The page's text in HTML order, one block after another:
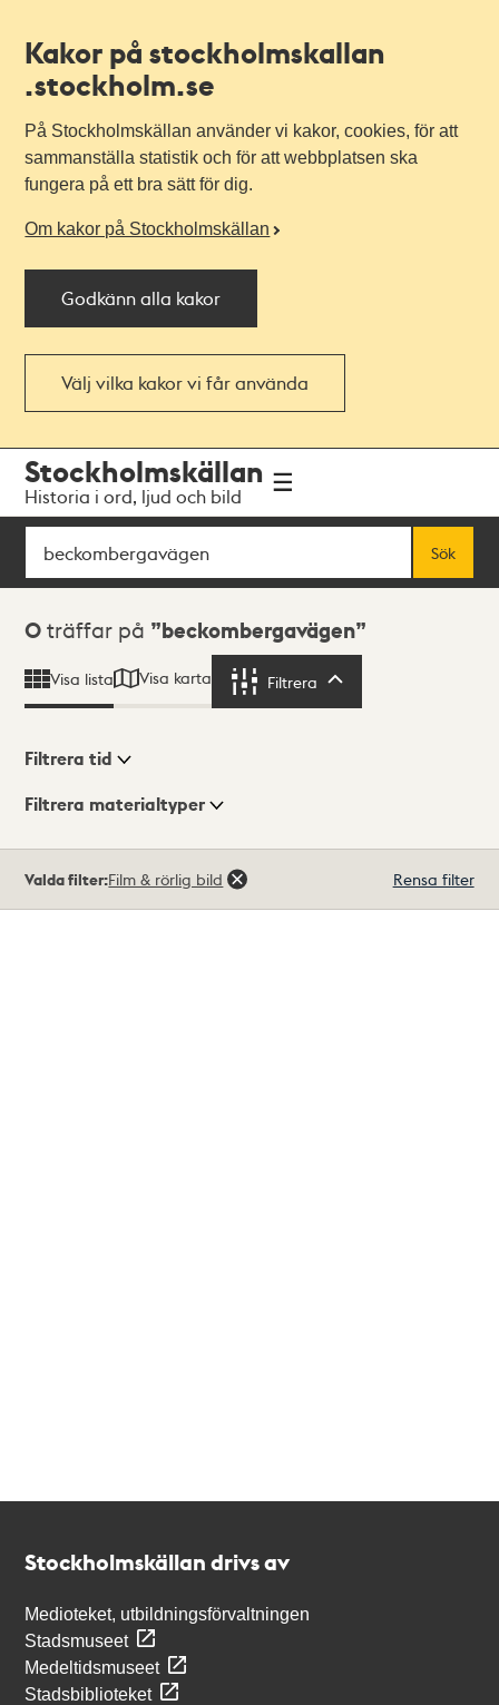
Kakor på stockholmskallan
.stockholm.se
På Stockholmskällan använder vi kakor, cookies, för att
sammanställa statistik och för att webbplatsen ska
fungera på ett bra sätt för dig.
Om kakor på Stockholmskällan
Godkänn alla kakor
Välj vilka kakor vi får använda
navigationen
huvudinnehållet
Stockholmskällan
Historia i ord, ljud och bild
Sök
Sök
Sökresultat
0 träffar på beckombergavägen
Visa lista Visa karta Filtrera
Visningsläge
Filtrera tid
Filtrera materialtyper
träffar
Valda filter:Film & rörlig bild Rensa filter
Stockholmskällan drivs av
Medioteket, utbildningsförvaltningen
Stadsmuseet
Medeltidsmuseet
Stadsbiblioteket